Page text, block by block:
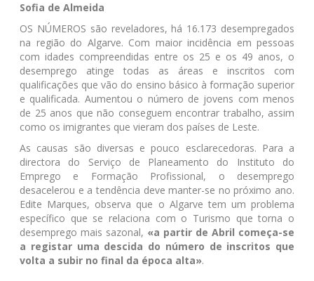
Sofia de Almeida
OS NÚMEROS são reveladores, há 16.173 desempregados
na região do Algarve. Com maior incidência em pessoas
com idades compreendidas entre os 25 e os 49 anos, o
desemprego atinge todas as áreas e inscritos com
qualificações que vão do ensino básico à formação superior
e qualificada. Aumentou o número de jovens com menos
de 25 anos que não conseguem encontrar trabalho, assim
como os imigrantes que vieram dos países de Leste.
As causas são diversas e pouco esclarecedoras. Para a
directora do Serviço de Planeamento do Instituto do
Emprego e Formação Profissional, o desemprego
desacelerou e a tendência deve manter-se no próximo ano.
Edite Marques, observa que o Algarve tem um problema
específico que se relaciona com o Turismo que torna o
desemprego mais sazonal, «a partir de Abril começa-se
a registar uma descida do número de inscritos que
volta a subir no final da época alta».